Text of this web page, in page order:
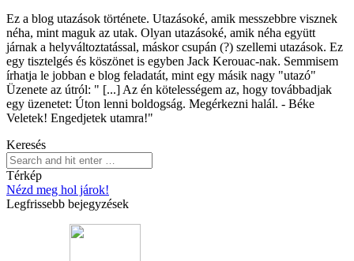
Ez a blog utazások története. Utazásoké, amik messzebbre visznek
néha, mint maguk az utak. Olyan utazásoké, amik néha együtt
járnak a helyváltoztatással, máskor csupán (?) szellemi utazások. Ez
egy tisztelgés és köszönet is egyben Jack Kerouac-nak. Semmisem
írhatja le jobban e blog feladatát, mint egy másik nagy "utazó"
Üzenete az útról: " [...] Az én kötelességem az, hogy továbbadjak
egy üzenetet: Úton lenni boldogság. Megérkezni halál. - Béke
Veletek! Engedjetek utamra!"
Keresés
Térkép
Nézd meg hol járok!
Legfrissebb bejegyzések